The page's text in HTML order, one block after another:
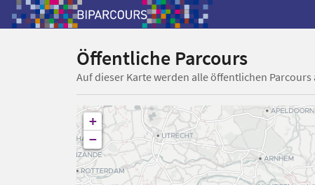
Öffentliche Parcours
Auf dieser Karte werden alle öffentlichen
+
−